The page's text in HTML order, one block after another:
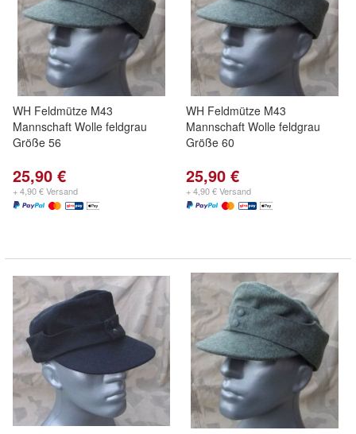
WH Feldmütze M43
Mannschaft Wolle feldgrau
Größe 56
25,90 €
+ 4,90 € Versand
WH Feldmütze M43
Mannschaft Wolle feldgrau
Größe 60
25,90 €
+ 4,90 € Versand